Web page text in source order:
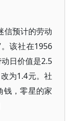
信预计的劳动
该社在1956
日价值是2.5
为1.4元。社
钱，零星的家